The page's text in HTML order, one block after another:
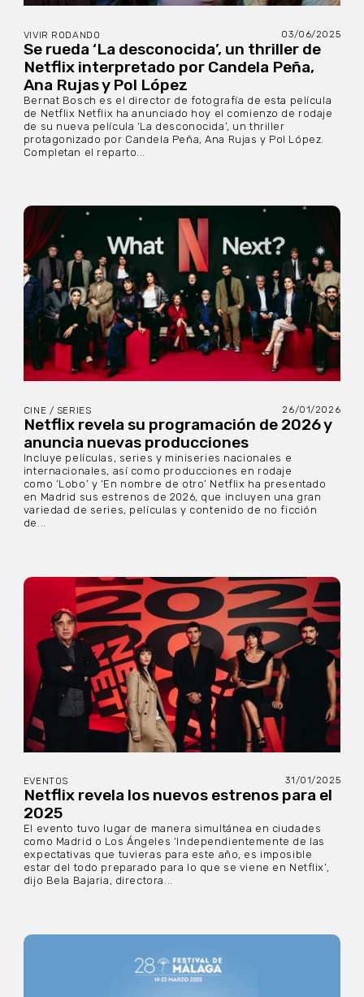
VIVIR RODANDO 03/06/2025
Se rueda ‘La desconocida’, un thriller de
Netflix interpretado por Candela Peña,
Ana Rujas y Pol López
Bernat Bosch es el director de fotografía de esta película
de Netflix Netflix ha anunciado hoy el comienzo de rodaje
de su nueva película ‘La desconocida’, un thriller
protagonizado por Candela Peña, Ana Rujas y Pol López.
Completan el reparto...
CINE / SERIES 26/01/2026
Netflix revela su programación de 2026 y
anuncia nuevas producciones
Incluye películas, series y miniseries nacionales e
internacionales, así como producciones en rodaje
como ‘Lobo’ y ‘En nombre de otro’ Netflix ha presentado
en Madrid sus estrenos de 2026, que incluyen una gran
variedad de series, películas y contenido de no ficción
de...
EVENTOS 31/01/2025
Netflix revela los nuevos estrenos para el
2025
El evento tuvo lugar de manera simultánea en ciudades
como Madrid o Los Ángeles ‘Independientemente de las
expectativas que tuvieras para este año, es imposible
estar del todo preparado para lo que se viene en Netflix’,
dijo Bela Bajaria, directora...